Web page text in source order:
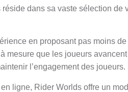
réside dans sa vaste sélection
en proposant pas moins
mesure que les joueurs
l’engagement des joueurs.
ligne, Rider Worlds offre un